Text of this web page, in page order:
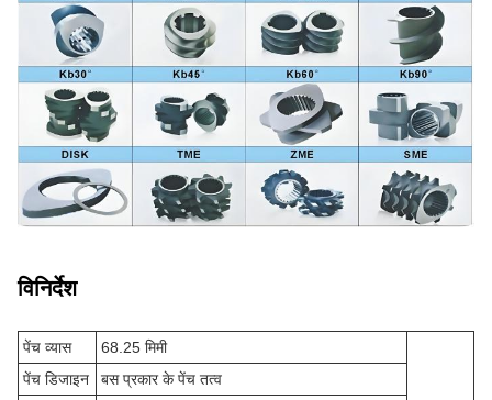
विनिर्देश
पेंच व्यास
68.25 मिमी
पेंच डिजाइन
बस प्रकार के पेंच तत्व